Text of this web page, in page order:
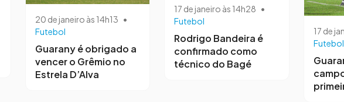
20 de janeiro às 14h13 •
Futebol
Guarany é obrigado a
vencer o Grêmio no
Estrela D’Alva
17 de janeiro às 14h28 •
Futebol
Rodrigo Bandeira é
confirmado como
técnico do Bagé
17 de
Futebol